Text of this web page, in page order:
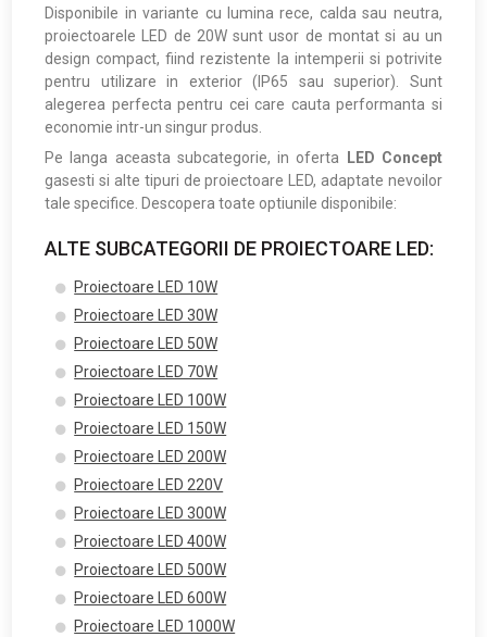
Disponibile in variante cu lumina rece, calda sau neutra,
proiectoarele LED de 20W sunt usor de montat si au un
design compact, fiind rezistente la intemperii si potrivite
pentru utilizare in exterior (IP65 sau superior). Sunt
alegerea perfecta pentru cei care cauta performanta si
economie intr-un singur produs.
Pe langa aceasta subcategorie, in oferta
LED Concept
gasesti si alte tipuri de proiectoare LED, adaptate nevoilor
tale specifice. Descopera toate optiunile disponibile:
ALTE SUBCATEGORII DE PROIECTOARE LED:
Proiectoare LED 10W
Proiectoare LED 30W
Proiectoare LED 50W
Proiectoare LED 70W
Proiectoare LED 100W
Proiectoare LED 150W
Proiectoare LED 200W
Proiectoare LED 220V
Proiectoare LED 300W
Proiectoare LED 400W
Proiectoare LED 500W
Proiectoare LED 600W
Proiectoare LED 1000W